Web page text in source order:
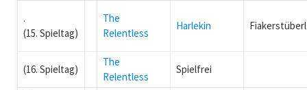
.
(15. Spieltag)
The
Relentless
Harlekin Fiakerstüberl
(16. Spieltag)
The
Relentless
Spielfrei